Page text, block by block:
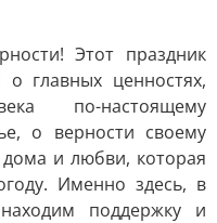
Этот праздник
главных ценностях,
по-настоящему
о верности своему
и любви, которая
Именно здесь, в
поддержку и